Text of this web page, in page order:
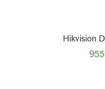
Hikvision